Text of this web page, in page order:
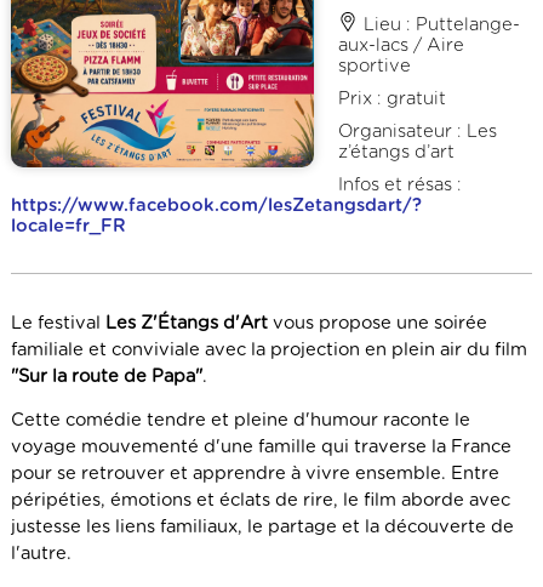
Lieu : Puttelange-
aux-lacs / Aire
sportive
Prix : gratuit
Organisateur : Les
z’étangs d’art
Infos et résas :
https://www.facebook.com/lesZetangsdart/?
locale=fr_FR
Le festival Les Z'Étangs d'Artvous propose une soirée
familiale et conviviale avec la projection en plein air du film
"Sur la route de Papa".
Cette comédie tendre et pleine d'humour raconte le
voyage mouvementé d'une famille qui traverse la France
pour se retrouver et apprendre à vivre ensemble. Entre
péripéties, émotions et éclats de rire, le film aborde avec
justesse les liens familiaux, le partage et la découverte de
l'autre.